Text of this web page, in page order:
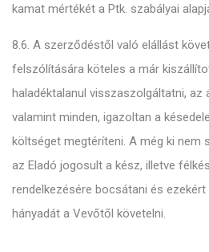
kamat mértékét a Ptk. szabályai
8.6. A szerződéstől való elállást
felszólítására köteles a már
haladéktalanul visszaszolgáltatni, az
valamint minden, igazoltan a
költséget megtéríteni. A még ki nem
az Eladó jogosult a kész, illetve
rendelkezésére bocsátani és
hányadát a Vevőtől követelni.